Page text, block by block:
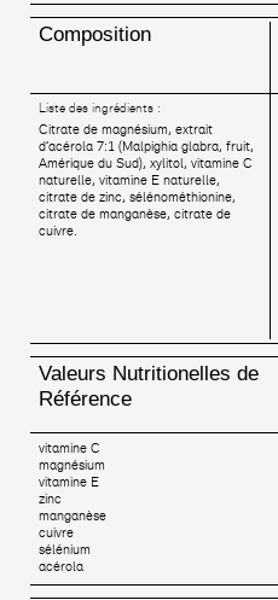
Composition
Liste des ingrédients :
Citrate de magnésium, extrait
d’acérola 7:1 (Malpighia glabra, fruit,
Amérique du Sud), xylitol, vitamine C
naturelle, vitamine E naturelle,
citrate de zinc, sélénométhionine,
citrate de manganèse, citrate de
cuivre.
Valeurs Nutritionelles de
Référence
vitamine C
magnésium
vitamine E
zinc
manganèse
cuivre
sélénium
acérola